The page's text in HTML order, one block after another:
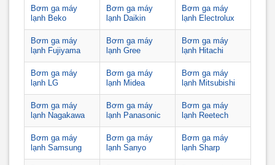
Bơm ga máy
lạnh Beko
Bơm ga máy
lạnh Daikin
Bơm ga máy
lạnh Electrolux
Bơm ga máy
lạnh Fujiyama
Bơm ga máy
lạnh Gree
Bơm ga máy
lạnh Hitachi
Bơm ga máy
lạnh LG
Bơm ga máy
lạnh Midea
Bơm ga máy
lạnh Mitsubishi
Bơm ga máy
lạnh Nagakawa
Bơm ga máy
lạnh Panasonic
Bơm ga máy
lạnh Reetech
Bơm ga máy
lạnh Samsung
Bơm ga máy
lạnh Sanyo
Bơm ga máy
lạnh Sharp